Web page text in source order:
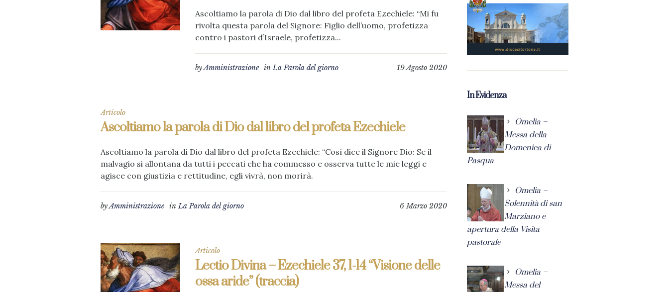
Ascoltiamo la parola di Dio dal libro del profeta Ezechiele: “Mi fu
rivolta questa parola del Signore: Figlio dell’uomo, profetizza
contro i pastori d’Israele, profetizza...
19 Agosto 2020
byAmministrazione inLa Parola del giorno
Articolo
Ascoltiamo la parola di Dio dal libro del profeta Ezechiele
Ascoltiamo la parola di Dio dal libro del profeta Ezechiele: “Così dice il Signore Dio: Se il
malvagio si allontana da tutti i peccati che ha commesso e osserva tutte le mie leggi e
agisce con giustizia e rettitudine, egli vivrà, non morirà.
6 Marzo 2020
byAmministrazione inLa Parola del giorno
Articolo
Lectio Divina – Ezechiele 37, 1-14 “Visione delle
ossa aride” (traccia)
In Evidenza
Omelia –
Messa della
Domenica di
Pasqua
Omelia –
Solennità di san
Marziano e
apertura della Visita
pastorale
Omelia –
Messa del